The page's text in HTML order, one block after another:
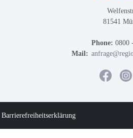
81541
Phone: 0800
Mail:
Barrierefreiheitserklärung